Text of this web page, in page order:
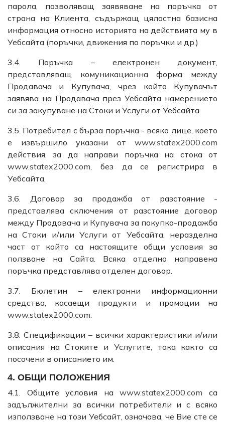
парола, позволяващ заявяване на поръчка от
страна на Клиента, съдържащ цялостна базисна
информация относно историята на действията му в
Уебсайта (поръчки, движения по поръчки и др.)
3.4. Поръчка – електронен документ,
представляващ комуникационна форма между
Продавача и Купувача, чрез който Купувачът
заявява на Продавача през Уебсайта намерението
си за закупуване на Стоки и Услуги от Уебсайта.
3.5. Потребител с бърза поръчка - всяко лице, което
е извършило указани от www.statex2000.com
действия, за да направи поръчка на стока от
www.statex2000.com, без да се регистрира в
Уебсайта.
3.6. Договор за продажба от разстояние -
представлява сключения от разстояние договор
между Продавача и Купувача за покупко-продажба
на Стоки и/или Услуги от Уебсайта, неразделна
част от който са настоящите общи условия за
ползване на Сайта. Всяка отделно направена
поръчка представлява отделен договор.
3.7. Бюлетин – електронни информационни
средства, касаещи продукти и промоции на
www.statex2000.com.
3.8. Спецификации – всички характеристики и/или
описания на Стоките и Услугите, така както са
посочени в описанието им.
4. ОБЩИ ПОЛОЖЕНИЯ
4.1. Общите условия наwww.statex2000.com са
задължителни за всички потребители и с всяко
използване на този Уебсайт, означава, че Вие сте се